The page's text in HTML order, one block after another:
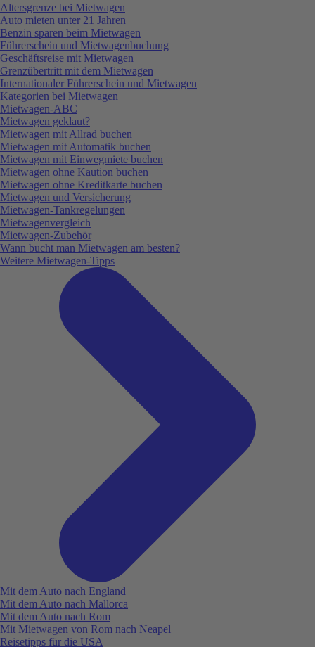
Altersgrenze bei Mietwagen
Auto mieten unter 21 Jahren
Benzin sparen beim Mietwagen
Führerschein und Mietwagenbuchung
Geschäftsreise mit Mietwagen
Grenzübertritt mit dem Mietwagen
Internationaler Führerschein und Mietwagen
Kategorien bei Mietwagen
Mietwagen-ABC
Mietwagen geklaut?
Mietwagen mit Allrad buchen
Mietwagen mit Automatik buchen
Mietwagen mit Einwegmiete buchen
Mietwagen ohne Kaution buchen
Mietwagen ohne Kreditkarte buchen
Mietwagen und Versicherung
Mietwagen-Tankregelungen
Mietwagenvergleich
Mietwagen-Zubehör
Wann bucht man Mietwagen am besten?
Weitere Mietwagen-Tipps
Mit dem Auto nach England
Mit dem Auto nach Mallorca
Mit dem Auto nach Rom
Mit Mietwagen von Rom nach Neapel
Reisetipps für die USA